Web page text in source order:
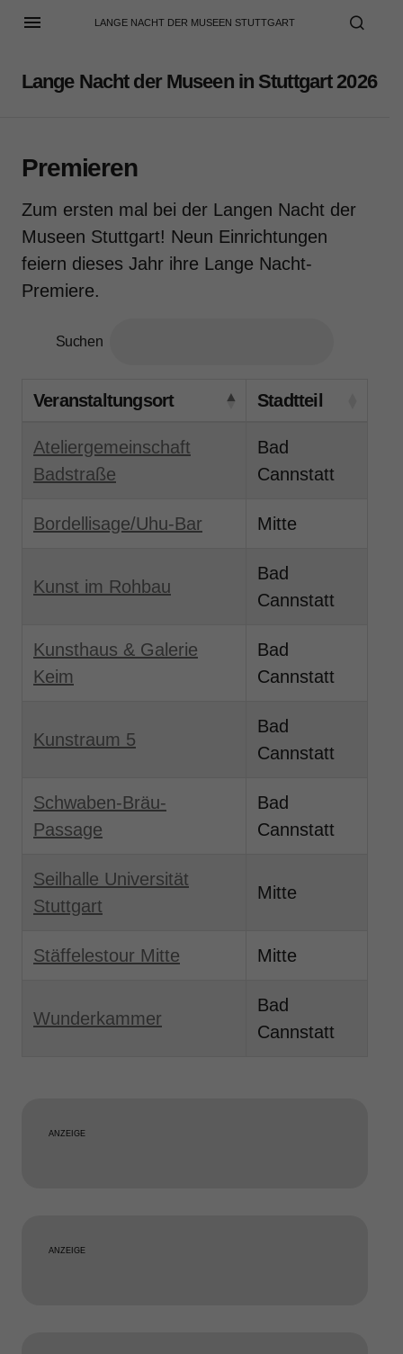
LANGE NACHT DER MUSEEN STUTTGART
Lange Nacht der Museen in Stuttgart 2026
Premieren
Zum ersten mal bei der Langen Nacht der
Museen Stuttgart! Neun Einrichtungen
feiern dieses Jahr ihre Lange Nacht-
Premiere.
Suchen
Veranstaltungsort Stadtteil
Ateliergemeinschaft
Badstraße
Bad
Cannstatt
Bordellisage/Uhu-Bar Mitte
Kunst im Rohbau
Bad
Cannstatt
Kunsthaus & Galerie
Keim
Bad
Cannstatt
Kunstraum 5
Bad
Cannstatt
Schwaben-Bräu-
Passage
Bad
Cannstatt
Seilhalle Universität
Stuttgart
Mitte
Stäffelestour Mitte Mitte
Wunderkammer
Bad
Cannstatt
ANZEIGE
ANZEIGE